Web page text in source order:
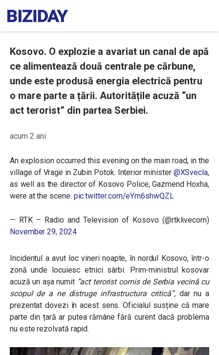
Kosovo. O explozie a avariat un canal de apă
ce alimentează două centrale pe cărbune,
unde este produsă energia electrică pentru
o mare parte a țării. Autoritățile acuză “un
act terorist” din partea Serbiei.
acum 2 ani
An explosion occurred this evening on the main road, in the
village of Vragë in Zubin Potok. Interior minister @XSvecla,
as well as the director of Kosovo Police, Gazmend Hoxha,
were at the scene. pic.twitter.com/eYm6shwQZL
— RTK – Radio and Television of Kosovo (@rtklivecom)
November 29, 2024
Incidentul a avut loc vineri noapte, în nordul Kosovo, într-o
zonă unde locuiesc etnici sârbi. Prim-ministrul kosovar
acuză un așa numit “act terorist comis de Serbia vecină cu
scopul de a ne distruge infrastructura critică”,dar nu a
prezentat dovezi în acest sens. Oficialul susține că mare
parte din țară ar putea rămâne fără curent dacă problema
nu este rezolvată rapid.